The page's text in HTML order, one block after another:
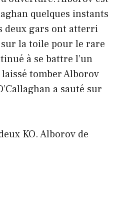
quelques instants
deux gars ont atterri
la toile pour le rare
à se battre l’un
tomber Alborov
a sauté sur
KO. Alborov de